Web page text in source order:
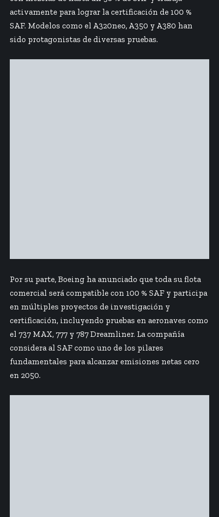
activamente para lograr la certificación de 100 %
SAF. Modelos como el A320neo, A350 y A380 han
sido protagonistas de diversas pruebas.
Por su parte, Boeing ha anunciado que toda su flota
comercial será compatible con 100 % SAF y participa
en múltiples proyectos de investigación y
certificación, incluyendo pruebas en aeronaves como
el 737 MAX, 777 y 787 Dreamliner. La compañía
considera al SAF como uno de los pilares
fundamentales para alcanzar emisiones netas cero
en 2050.